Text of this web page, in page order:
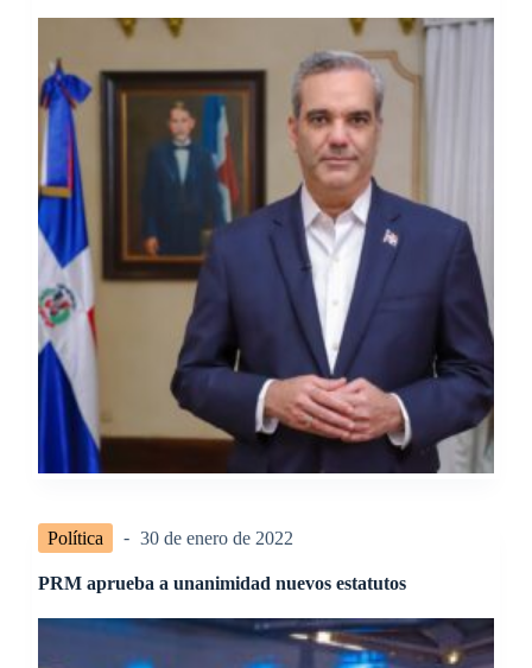
Política 30 de enero de 2022
PRM aprueba a unanimidad nuevos estatutos